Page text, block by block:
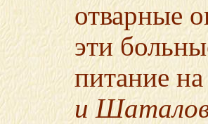
отварные
эти
питание
и